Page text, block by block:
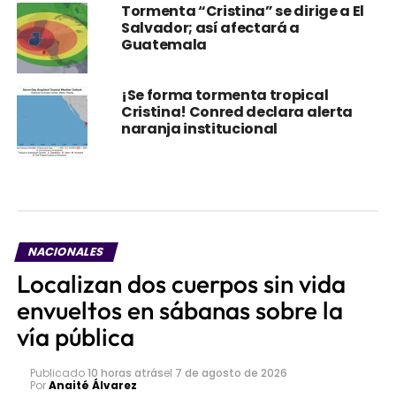
Tormenta “Cristina” se dirige a El
Salvador; así afectará a
Guatemala
¡Se forma tormenta tropical
Cristina! Conred declara alerta
naranja institucional
NACIONALES
Localizan dos cuerpos sin vida
envueltos en sábanas sobre la
vía pública
Publicado10 horas atrásel 7 de agosto de 2026
PorAnaité Álvarez